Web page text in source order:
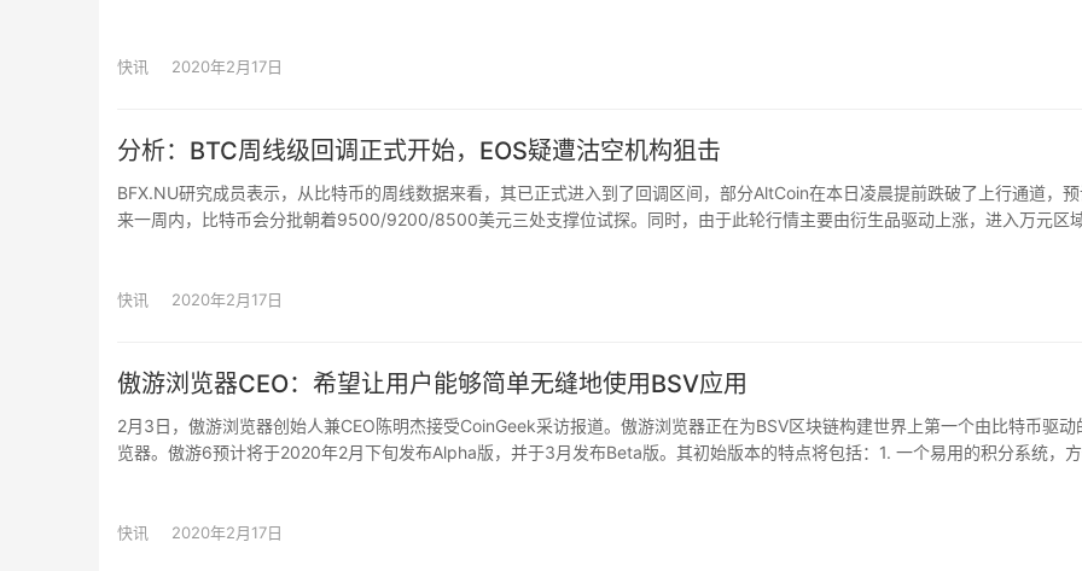
快讯 2020年2月17日
分析：BTC周线级回调正式开始，EOS疑遭沽空机构狙击
BFX.NU研究成员表示，从比特币的周线数据来看，其已正式进入到了回调区间，部分AltCoin在本日凌晨提前跌破了上行通道，
来一周内，比特币会分批朝着9500/9200/8500美元三处支撑位试探。同时，由于此轮行情主要由衍生品驱动上涨，进入万元区
约的空单持仓也出现了规模性的增长，随后盘面出现明显异动，EOS领跌主流币板块。而从昨日晚间开始，EOS负面消息在社群进
快讯 2020年2月17日
傲游浏览器CEO：希望让用户能够简单无缝地使用BSV应用
2月3日，傲游浏览器创始人兼CEO陈明杰接受CoinGeek采访报道。傲游浏览器正在为BSV区块链构建世界上第一个由比特币驱动
览器。傲游6预计将于2020年2月下旬发布Alpha版，并于3月发布Beta版。其初始版本的特点将包括：1. 一个易用的积分系统，方
标：让用户能够简单无缝地使用BSV应用，他们甚至无需知晓背后涉及到了BSV。用户只知道他们通过线上内容、数据、互动和活
快讯 2020年2月17日